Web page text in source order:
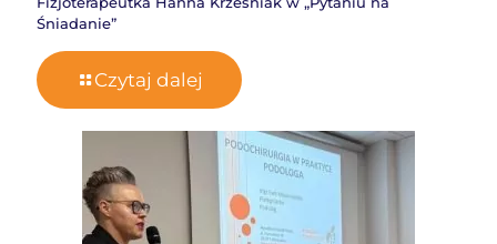
Śniadanie”
Czytaj dalej